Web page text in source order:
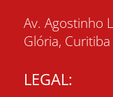
Av. Agostinho
Glória,
LEGAL: